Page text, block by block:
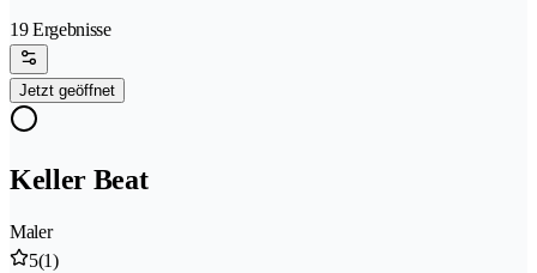
19 Ergebnisse
Jetzt geöffnet
Keller Beat
Maler
5(1)